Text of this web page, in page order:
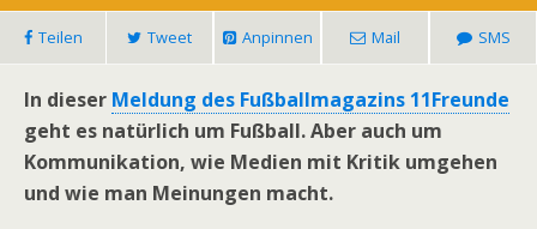
Teilen Tweet Anpinnen Mail SMS
In dieser Meldung des Fußballmagazins 11Freunde
geht es natürlich um Fußball. Aber auch um
Kommunikation, wie Medien mit Kritik umgehen
und wie man Meinungen macht.